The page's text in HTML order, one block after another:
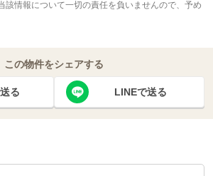
該情報について一切の責任を負いませんので、予め
この物件をシェアする
る LINEで送る